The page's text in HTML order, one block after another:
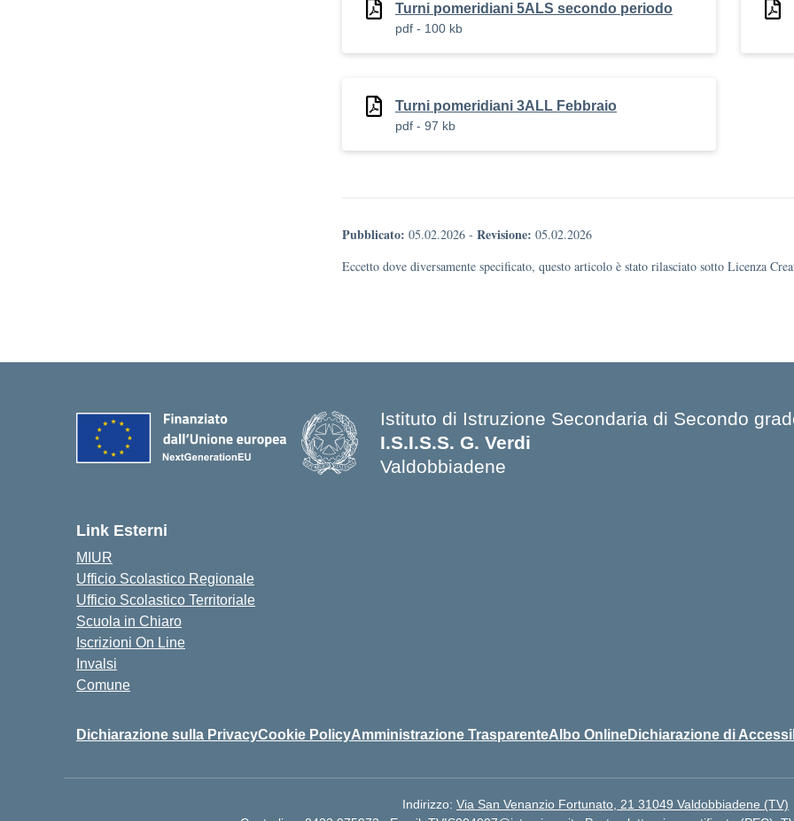
Turni pomeridiani 5ALS secondo periodo
pdf - 100 kb
Turni pomeridiani 3ALL Febbraio
pdf - 97 kb
Pubblicato: 05.02.2026 - Revisione: 05.02.2026
Eccetto dove diversamente specificato, questo articolo è stato rilasciato sotto Licenza
Istituto di Istruzione Secondaria di Secondo
I.S.I.S.S. G. Verdi
Valdobbiadene
Link Esterni
MIUR
Ufficio Scolastico Regionale
Ufficio Scolastico Territoriale
Scuola in Chiaro
Iscrizioni On Line
Invalsi
Comune
Dichiarazione sulla PrivacyCookie PolicyAmministrazione TrasparenteAlbo OnlineDichiarazione di
Indirizzo: Via San Venanzio Fortunato, 21 31049 Valdobbiadene (TV)